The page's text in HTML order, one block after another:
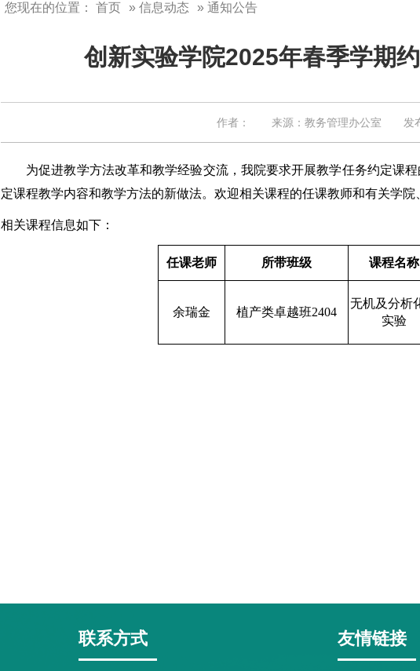
您现在的位置： 首页 » 信息动态 » 通知公告
创新实验学院2025年春季学期
作者： 来源：教务管理办公室 发
为促进教学方法改革和教学经验交流，我院要求开展教学任务约定课
定课程教学内容和教学方法的新做法。欢迎相关课程的任课教师和有关学
相关课程信息如下：
任课老师 所带班级 课程名称
余瑞金 植产类卓越班2404
无机及分析
实验
联系方式 友情链接